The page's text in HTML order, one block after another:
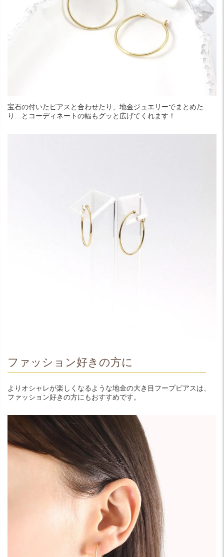
宝石の付いたピアスと合わせたり、地金ジュエリーでまとめた
り…とコーディネートの幅もグッと広げてくれます！
ファッション好きの方に
よりオシャレが楽しくなるような地金の大き目フープピアスは、
ファッション好きの方にもおすすめです。